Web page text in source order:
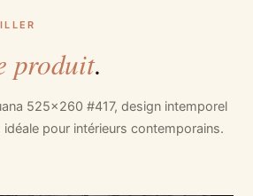
produit.
525x260 #417, design intemporel
idéale pour intérieurs contemporains.